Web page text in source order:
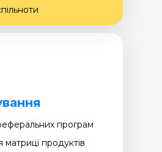
програм
продуктів